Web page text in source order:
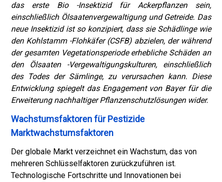
das erste Bio -Insektizid für Ackerpflanzen sein,
einschließlich Ölsaatenvergewaltigung und Getreide. Das
neue Insektizid ist so konzipiert, dass sie Schädlinge wie
den Kohlstamm -Flohkäfer (CSFB) abzielen, der während
der gesamten Vegetationsperiode erhebliche Schäden an
den Ölsaaten -Vergewaltigungskulturen, einschließlich
des Todes der Sämlinge, zu verursachen kann. Diese
Entwicklung spiegelt das Engagement von Bayer für die
Erweiterung nachhaltiger Pflanzenschutzlösungen wider.
Wachstumsfaktoren für Pestizide
Marktwachstumsfaktoren
Der globale Markt verzeichnet ein Wachstum, das von
mehreren Schlüsselfaktoren zurückzuführen ist.
Technologische Fortschritte und Innovationen bei